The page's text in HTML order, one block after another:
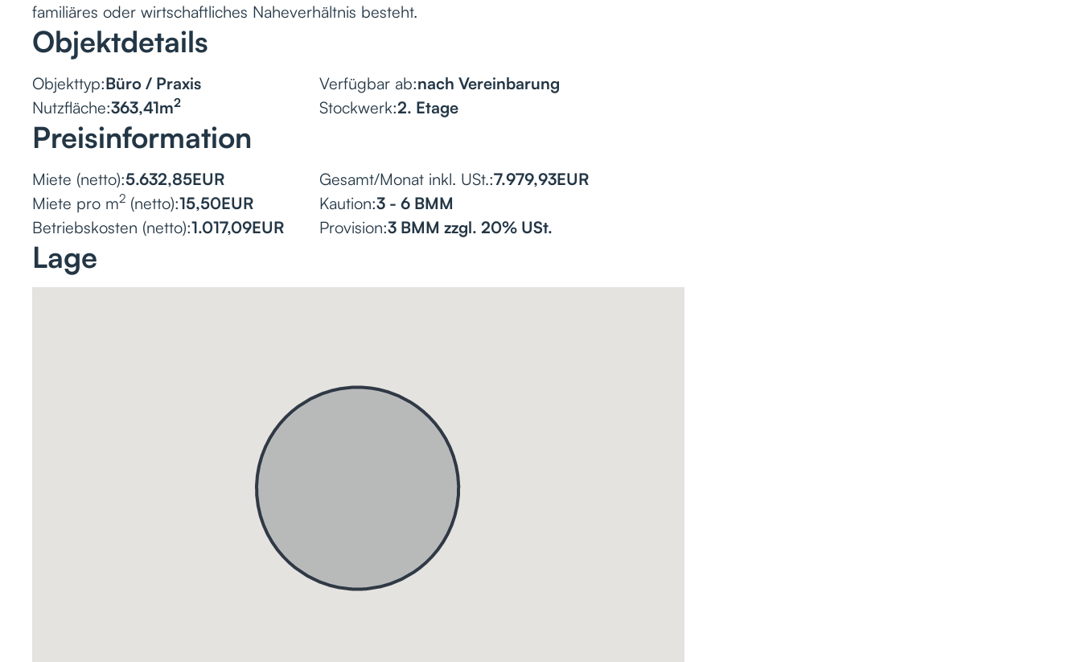
familiäres oder wirtschaftliches Naheverhältnis besteht.
Objektdetails
Objekttyp:Büro / Praxis
Nutzfläche:363,41m2
Verfügbar ab:nach Vereinbarung
Stockwerk:2. Etage
Preisinformation
Miete (netto):5.632,85EUR
Miete pro m2 (netto):15,50EUR
Betriebskosten (netto):1.017,09EUR
Gesamt/Monat inkl. USt.:7.979,93EUR
Kaution:3 - 6 BMM
Provision:3 BMM zzgl. 20% USt.
Lage